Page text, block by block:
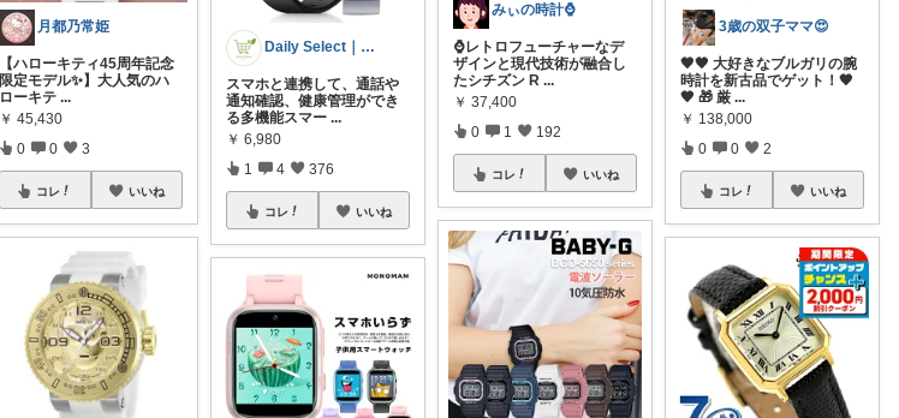
月都乃常姫
【ハローキティ45周年記念
限定モデル✨】 ​大人気のハ
ローキテ ...
￥ 45,430
0 0 3
コレ いいね
Daily Select｜日用品・食品
スマホと連携して、通話や
通知確認、健康管理ができ
る多機能スマー ...
￥ 6,980
1 4 376
コレ いいね
みぃの時計⌚
⌚レトロフューチャーなデ
ザインと現代技術が融合し
たシチズン R ...
￥ 37,400
0 1 192
コレ いいね
3歳の双子ママ😍
🖤🖤 大好きなブルガリの腕
時計を新古品でゲット！🖤
🖤 🎁 厳 ...
￥ 138,000
0 0 2
コレ いいね